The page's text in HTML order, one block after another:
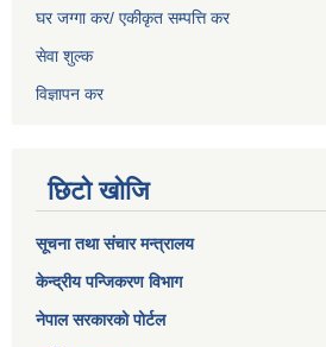
घर जग्गा कर/ एकीकृत सम्पत्ति कर
सेवा शुल्क
विज्ञापन कर
छिटो खोजि
सूचना तथा संचार मन्त्रालय
केन्द्रीय पन्जिकरण विभाग
नेपाल सरकारको पोर्टल